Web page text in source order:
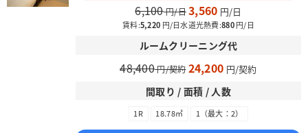
6,100 3,560
賃料:5,220 水道光熱費:880
ルームクリーニング代
48,400 24,200
間取り / 面積 / 人数
1R 18.78㎡ 1（最大：2）